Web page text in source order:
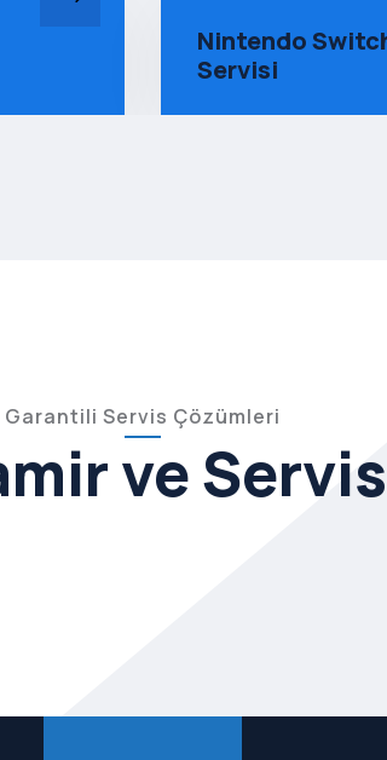
X Box Tamir
Servisi
Garantili Servis Çözümleri
ve